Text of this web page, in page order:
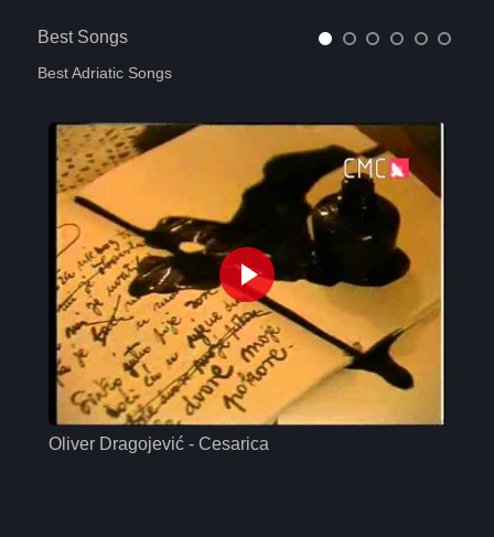
Best Songs
Best Adriatic Songs
Oliver Dragojević - Cesarica